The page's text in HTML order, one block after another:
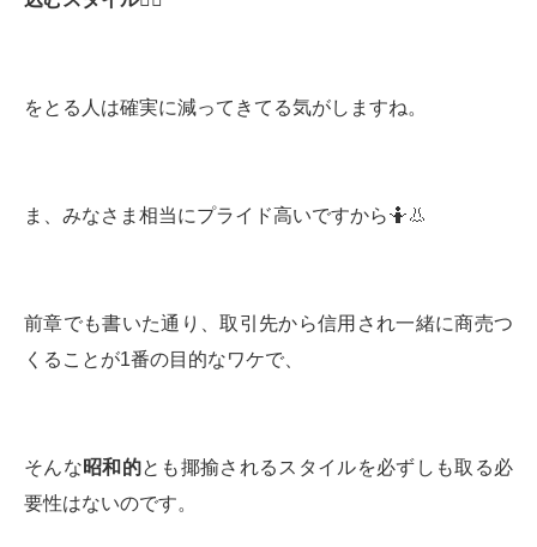
をとる人は確実に減ってきてる気がしますね。
ま、みなさま相当にプライド高いですから🤷👃
前章でも書いた通り、取引先から信用され一緒に商売つ
くることが1番の目的なワケで、
そんな昭和的とも揶揄されるスタイルを必ずしも取る必
要性はないのです。